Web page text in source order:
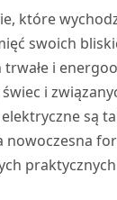
które
swoich
i
i
są